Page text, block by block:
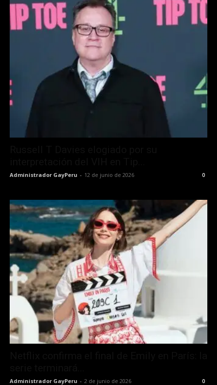
Administrador GayPeru - 12 de junio de 2026 0
Administrador GayPeru - 2 de junio de 2026 0